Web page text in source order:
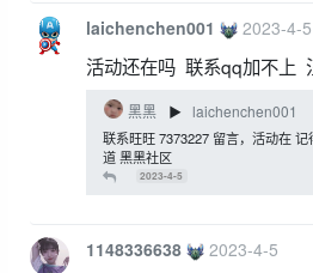
laichenchen001 2023-4-5
活动还在吗 联系qq加不上
黑黑 ▶ laichenchen001
联系旺旺 7373227 留言，活动在
道 黑黑社区
2023-4-5
1148336638 2023-4-5